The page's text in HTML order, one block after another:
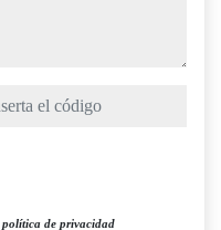
política de privacidad